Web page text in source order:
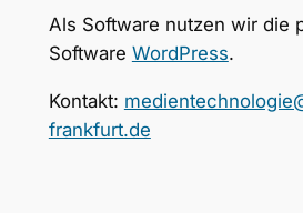
Als Software nutzen wir die
Software WordPress.
Kontakt:
frankfurt.de